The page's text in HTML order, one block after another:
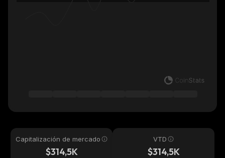
Capitalización de mercado
$314,5K
VTD
$314,5K